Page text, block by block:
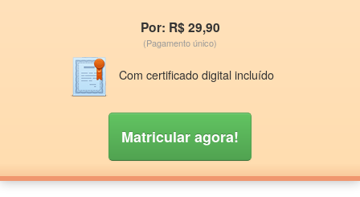
Por: R$ 29,90
(Pagamento único)
Com certificado digital incluído
Matricular agora!